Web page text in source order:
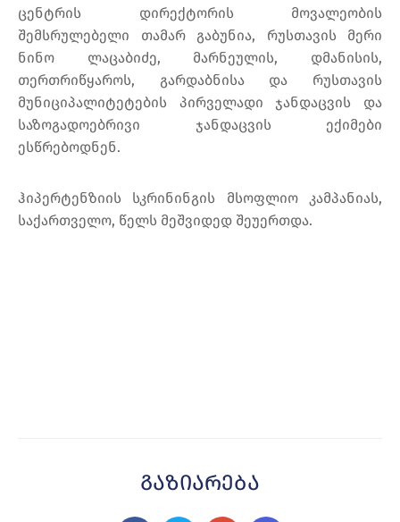
ცენტრის დირექტორის მოვალეობის
შემსრულებელი თამარ გაბუნია, რუსთავის მერი
ნინო ლაცაბიძე, მარნეულის, დმანისის,
თერთრიწყაროს, გარდაბნისა და რუსთავის
მუნიციპალიტეტების პირველადი ჯანდაცვის და
საზოგადოებრივი ჯანდაცვის ექიმები
ესწრებოდნენ.
ჰიპერტენზიის სკრინინგის მსოფლიო კამპანიას,
საქართველო, წელს მეშვიდედ შეუერთდა.
Გაზიარება